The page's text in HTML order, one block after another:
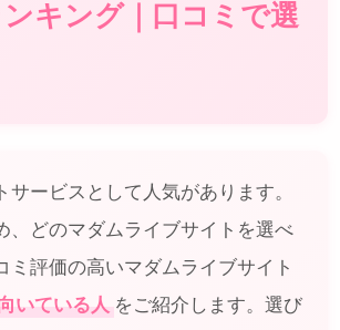
キング｜口コミで選
ービスとして人気があります。
、どのマダムライブサイトを選べ
評価の高いマダムライブサイト
いている人 をご紹介します。選び